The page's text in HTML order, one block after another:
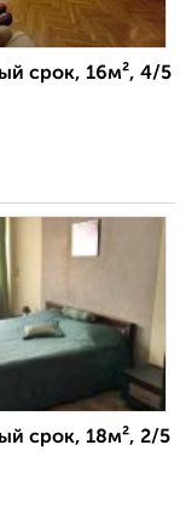
срок, 16м², 4/5
срок, 18м², 2/5